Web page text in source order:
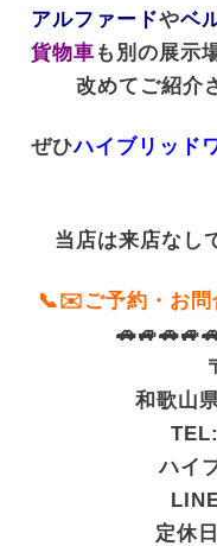
アルファードやベ
貨物車 も別の展示
改めてご紹介
ぜひハイブリッド
当店は来店なし
📞✉️ご予約・お
和歌山
ハイ
定休